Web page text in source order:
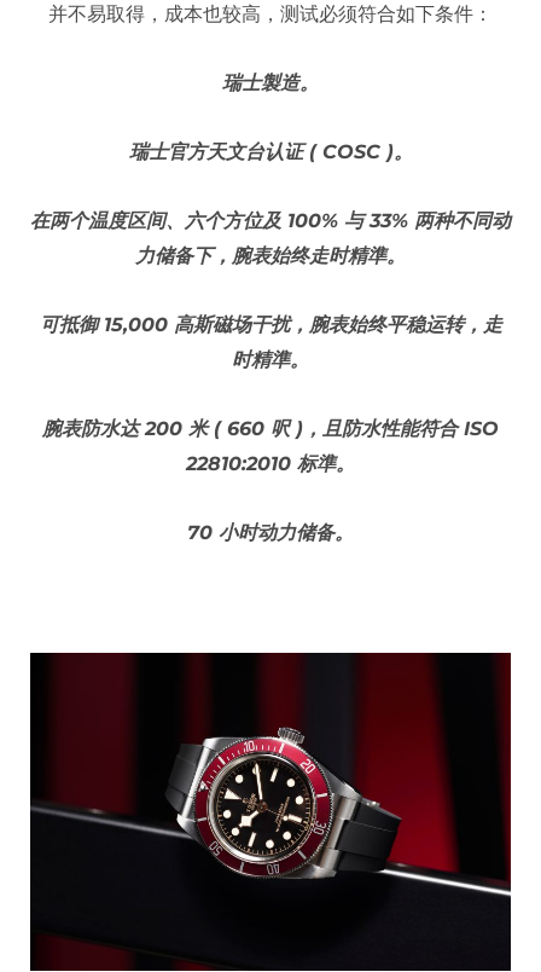
并不易取得，成本也较高，测试必须符合如下条件：
瑞士製造。
瑞士官方天文台认证 ( COSC )。
在两个温度区间、六个方位及 100% 与 33% 两种不同动
力储备下，腕表始终走时精準。
可抵御 15,000 高斯磁场干扰，腕表始终平稳运转，走
时精準。
腕表防水达 200 米 ( 660 呎 )，且防水性能符合 ISO
22810:2010 标準。
70 小时动力储备。